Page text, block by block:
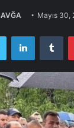
Mayıs 30,
Twitter LinkedIn